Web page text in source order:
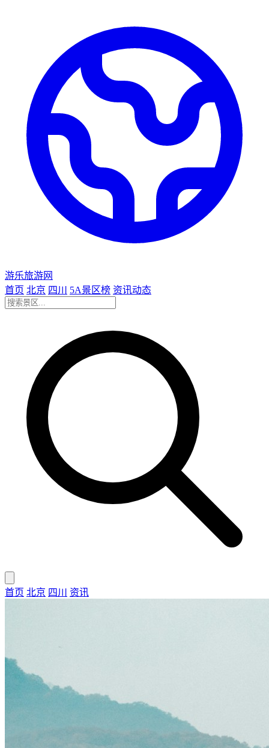
游乐旅游网
首页 北京 四川 5A景区榜 资讯动态
首页 北京 四川 资讯